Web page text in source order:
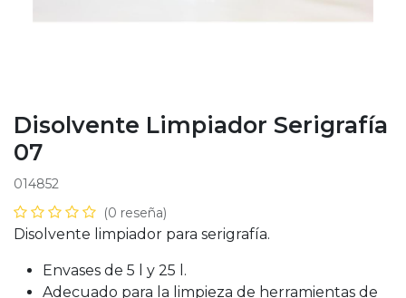
Disolvente Limpiador Serigrafía
07
014852
(0 reseña)
Disolvente limpiador para serigrafía.
Envases de 5 l y 25 l.
Adecuado para la limpieza de herramientas de